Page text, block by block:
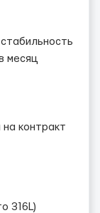
месяц
контракт
316L)